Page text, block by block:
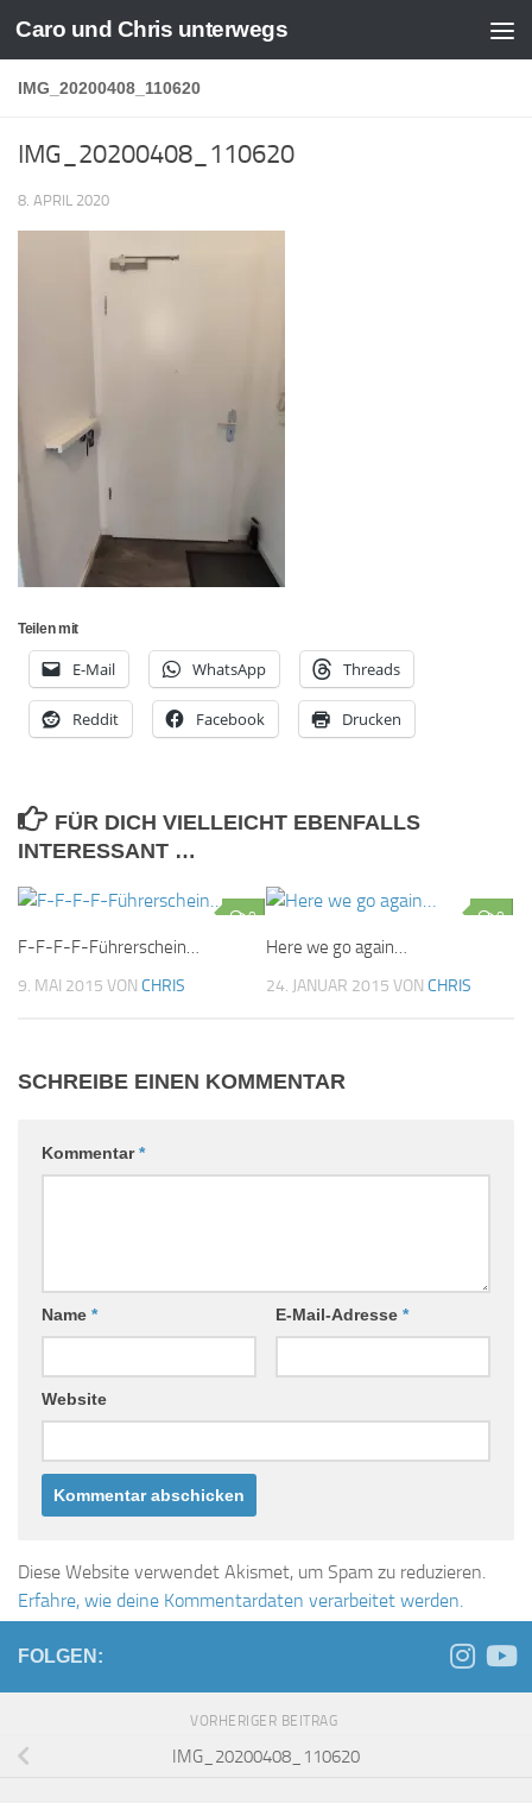
Zum Inhalt springen
Caro und Chris unterwegs
IMG_20200408_110620
IMG_20200408_110620
8. APRIL 2020
Teilen mit
E-Mail WhatsApp Threads
Reddit Facebook Drucken
FÜR DICH VIELLEICHT EBENFALLS
INTERESSANT …
0
F-F-F-F-Führerschein…
9. MAI 2015 VON CHRIS
0
Here we go again…
24. JANUAR 2015 VON CHRIS
SCHREIBE EINEN KOMMENTAR
Kommentar*
Name * E-Mail-Adresse *
Website
Diese Website verwendet Akismet, um Spam zu reduzieren.
Erfahre, wie deine Kommentardaten verarbeitet werden.
FOLGEN:
VORHERIGER BEITRAG
IMG_20200408_110620